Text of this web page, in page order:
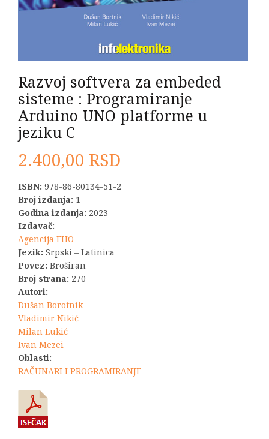
Razvoj softvera za embeded
sisteme : Programiranje
Arduino UNO platforme u
jeziku C
2.400,00 RSD
ISBN: 978-86-80134-51-2
Broj izdanja: 1
Godina izdanja: 2023
Izdavač:
Agencija EHO
Jezik: Srpski – Latinica
Povez: Broširan
Broj strana: 270
Autori:
Dušan Borotnik
Vladimir Nikić
Milan Lukić
Ivan Mezei
Oblasti:
RAČUNARI I PROGRAMIRANJE